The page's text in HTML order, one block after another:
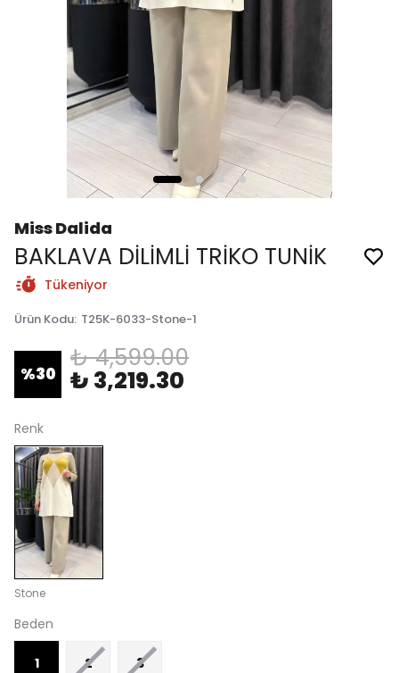
Miss Dalida
BAKLAVA DİLİMLİ TRİKO TUNİK
Tükeniyor
Ürün Kodu: T25K-6033-Stone-1
%30
₺ 4,599.00
₺ 3,219.30
Renk
Stone
Beden
1 2 3